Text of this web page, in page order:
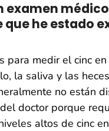
examen
he estado
para medir el cinc
la saliva y las
no están
doctor porque
altos de cinc